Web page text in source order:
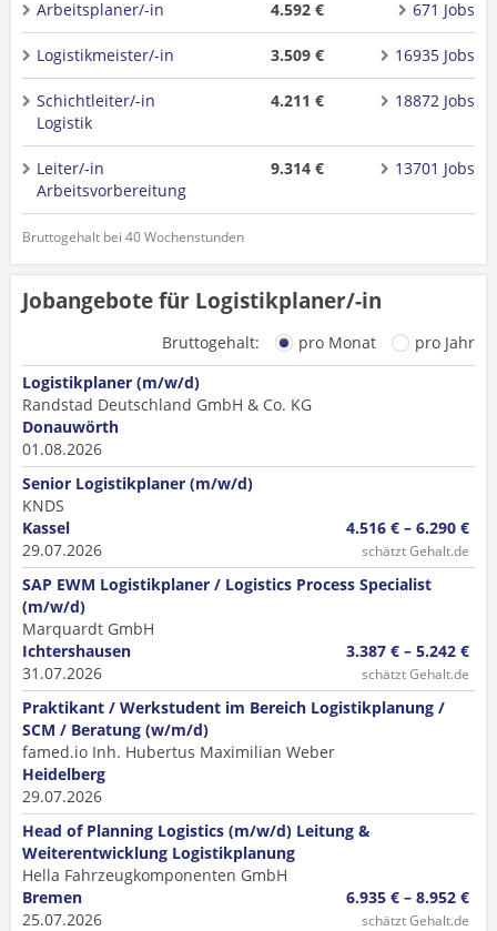
Arbeitsplaner/-in 4.592 € 671 Jobs
Logistikmeister/-in 3.509 € 16935 Jobs
Schichtleiter/-in
Logistik
4.211 € 18872 Jobs
Leiter/-in
Arbeitsvorbereitung
9.314 € 13701 Jobs
Bruttogehalt bei 40 Wochenstunden
Jobangebote für Logistikplaner/-in
Bruttogehalt: pro Monat
pro Jahr
Logistikplaner (m/w/d)
Randstad Deutschland GmbH & Co. KG
Donauwörth
01.08.2026
Senior Logistikplaner (m/w/d)
KNDS
Kassel
29.07.2026
4.516 € – 6.290 €
schätzt Gehalt.de
SAP EWM Logistikplaner / Logistics Process Specialist
(m/w/d)
Marquardt GmbH
Ichtershausen
31.07.2026
3.387 € – 5.242 €
schätzt Gehalt.de
Praktikant / Werkstudent im Bereich Logistikplanung /
SCM / Beratung (w/m/d)
famed.io Inh. Hubertus Maximilian Weber
Heidelberg
29.07.2026
Head of Planning Logistics (m/w/d) Leitung &
Weiterentwicklung Logistikplanung
Hella Fahrzeugkomponenten GmbH
Bremen
25.07.2026
6.935 € – 8.952 €
schätzt Gehalt.de